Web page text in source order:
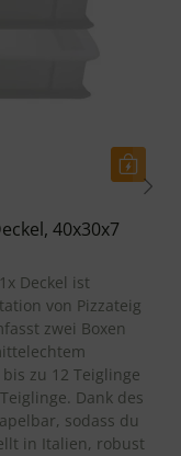
40x30x7
Deckel ist
von Pizzateig
zwei Boxen
zu 12 Teiglinge
Dank des
sodass du
in Italien, robust